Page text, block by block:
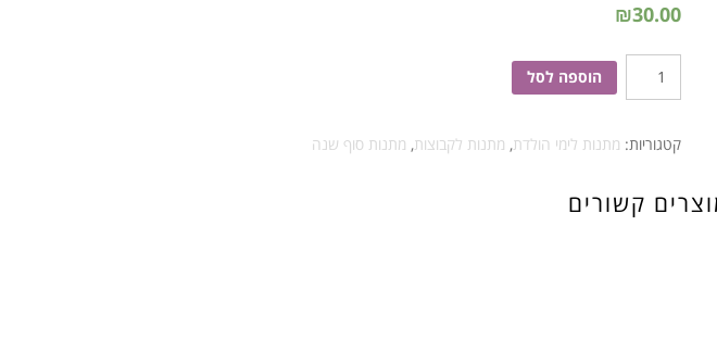
₪30.00
כמות
של
לילה
הוספה לסל
קטגוריות: מתנות לימי הולדת, מתנות לקבוצות, מתנות סוף שנה
קשורים